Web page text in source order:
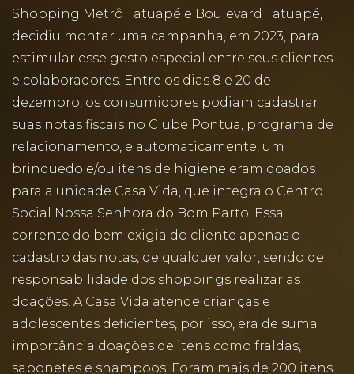
Shopping Metrô Tatuapé e Boulevard Tatuapé,
decidiu montar uma campanha, em 2023, para
estimular esse gesto especial entre seus clientes
e colaboradores. Entre os dias 8 e 20 de
dezembro, os consumidores podiam cadastrar
suas notas fiscais no Clube Pontua, programa de
relacionamento, e automaticamente, um
brinquedo e/ou itens de higiene eram doados
para a unidade Casa Vida, que integra o Centro
Social Nossa Senhora do Bom Parto. Essa
corrente do bem exigia do cliente apenas o
cadastro das notas, de qualquer valor, sendo de
responsabilidade dos shoppings realizar as
doações. A Casa Vida atende crianças e
adolescentes deficientes, por isso, era de suma
importância doações de itens como fraldas,
sabonetes e shampoos. Foram mais de 200 itens